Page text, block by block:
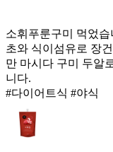
소휘푸룬구미 먹었
초와 식이섬유로 장
만 마시다 구미 두알
니다.
#다이어트식 #야식